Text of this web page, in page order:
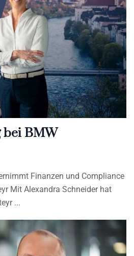
bei BMW
Finanzen und Compliance
Mit Alexandra Schneider hat